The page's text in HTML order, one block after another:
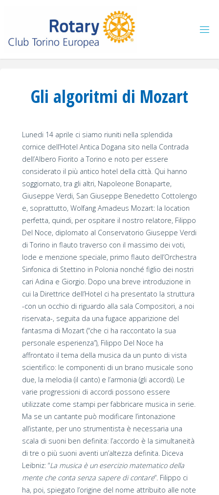
Gli algoritmi di Mozart
Lunedi 14 aprile ci siamo riuniti nella splendida
cornice dell’Hotel Antica Dogana sito nella Contrada
dell’Albero Fiorito a Torino e noto per essere
considerato il più antico hotel della città. Qui hanno
soggiornato, tra gli altri, Napoleone Bonaparte,
Giuseppe Verdi, San Giuseppe Benedetto Cottolengo
e, soprattutto, Wolfang Amadeus Mozart: la location
perfetta, quindi, per ospitare il nostro relatore, Filippo
Del Noce, diplomato al Conservatorio Giuseppe Verdi
di Torino in flauto traverso con il massimo dei voti,
lode e menzione speciale, primo flauto dell’Orchestra
Sinfonica di Stettino in Polonia nonché figlio dei nostri
cari Adina e Giorgio. Dopo una breve introduzione in
cui la Direttrice dell’Hotel ci ha presentato la struttura
-con un occhio di riguardo alla sala Compositori, a noi
riservata-, seguita da una fugace apparizione del
fantasma di Mozart (“che ci ha raccontato la sua
personale esperienza”), Filippo Del Noce ha
affrontato il tema della musica da un punto di vista
scientifico: le componenti di un brano musicale sono
due, la melodia (il canto) e l’armonia (gli accordi). Le
varie progressioni di accordi possono essere
utilizzate come stampi per fabbricare musica in serie.
Ma se un cantante può modificare l’intonazione
all’istante, per uno strumentista è necessaria una
scala di suoni ben definita: l’accordo è la simultaneità
di tre o più suoni aventi un’altezza definita. Diceva
Leibniz: “La musica è un esercizio matematico della
mente che conta senza sapere di contare“. Filippo ci
ha, poi, spiegato l’origine del nome attribuito alle note